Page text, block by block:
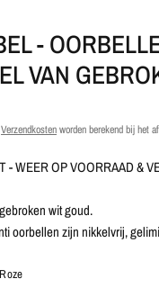
-
VAN
Verzendkostenworden berekend bij het
- WEER OP VOORRAAD &
wit goud.
oorbellen zijn nikkelvrij,